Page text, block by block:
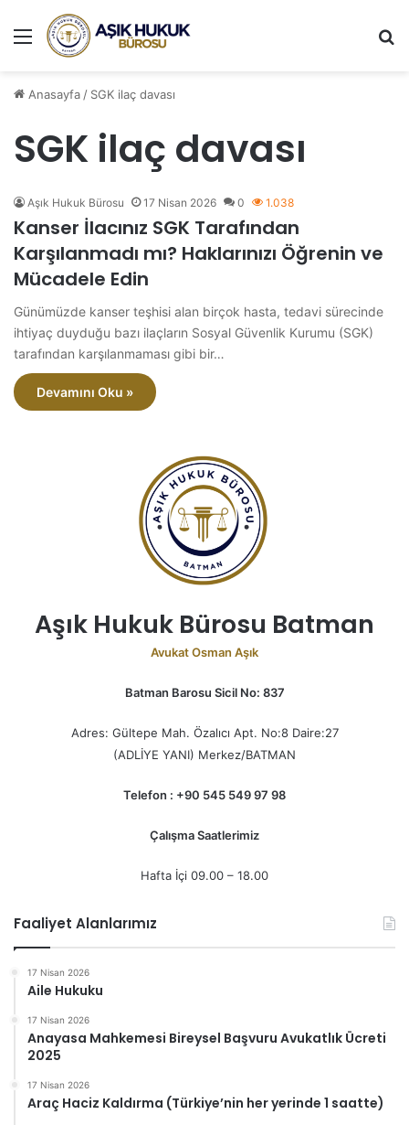
Menü
Anasayfa/ SGK ilaç davası
SGK ilaç davası
Aşık Hukuk Bürosu 17 Nisan 2026 0 1.038
Kanser İlacınız SGK Tarafından
Karşılanmadı mı? Haklarınızı Öğrenin ve
Mücadele Edin
Günümüzde kanser teşhisi alan birçok hasta, tedavi sürecinde
ihtiyaç duyduğu bazı ilaçların Sosyal Güvenlik Kurumu (SGK)
tarafından karşılanmaması gibi bir…
Devamını Oku »
Aşık Hukuk Bürosu Batman
Avukat Osman Aşık
Batman Barosu Sicil No: 837
Adres: Gültepe Mah. Özalıcı Apt. No:8 Daire:27
(ADLİYE YANI) Merkez/BATMAN
Telefon : +90 545 549 97 98
Çalışma Saatlerimiz
Hafta İçi 09.00 – 18.00
Faaliyet Alanlarımız
17 Nisan 2026
Aile Hukuku
17 Nisan 2026
Anayasa Mahkemesi Bireysel Başvuru Avukatlık Ücreti
2025
17 Nisan 2026
Araç Haciz Kaldırma (Türkiye’nin her yerinde 1 saatte)